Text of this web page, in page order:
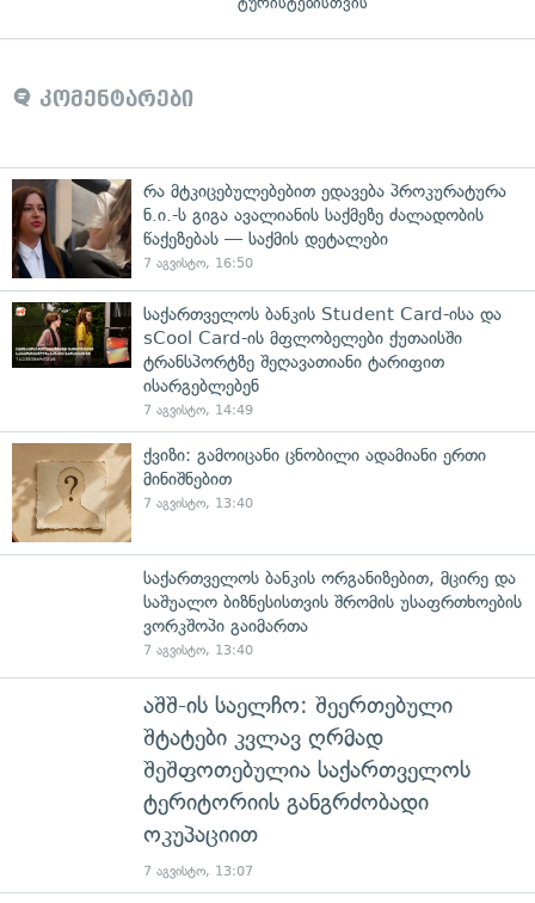
კომენტარები
რა მტკიცებულებებით ედავება პროკურატურა
ნ.ი.-ს გიგა ავალიანის საქმეზე ძალადობის
წაქეზებას — საქმის დეტალები
7 აგვისტო, 16:50
საქართველოს ბანკის Student Card-ისა და
sCool Card-ის მფლობელები ქუთაისში
ტრანსპორტზე შეღავათიანი ტარიფით
ისარგებლებენ
7 აგვისტო, 14:49
ქვიზი: გამოიცანი ცნობილი ადამიანი ერთი
მინიშნებით
7 აგვისტო, 13:40
საქართველოს ბანკის ორგანიზებით, მცირე და
საშუალო ბიზნესისთვის შრომის უსაფრთხოების
ვორკშოპი გაიმართა
7 აგვისტო, 13:40
აშშ-ის საელჩო: შეერთებული
შტატები კვლავ ღრმად
შეშფოთებულია საქართველოს
ტერიტორიის განგრძობადი
ოკუპაციით
7 აგვისტო, 13:07